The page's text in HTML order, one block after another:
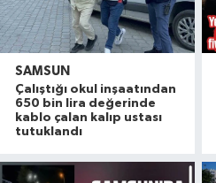
SAMSUN
Çalıştığı okul inşaatından
650 bin lira değerinde
kablo çalan kalıp ustası
tutuklandı